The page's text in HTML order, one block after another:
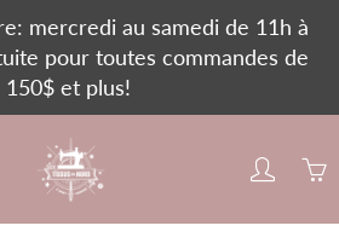
mercredi au samedi de 11h à
pour toutes commandes de
150$ et plus!